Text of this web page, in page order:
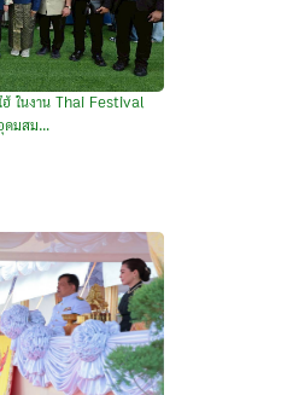
ในงาน Thai Festival
ดมสม...